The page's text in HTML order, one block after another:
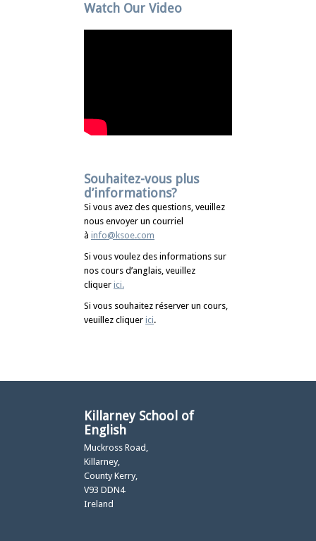
Watch Our Video
Souhaitez-vous plus
d’informations?
Si vous avez des questions, veuillez
nous envoyer un courriel
à info@ksoe.com
Si vous voulez des informations sur
nos cours d’anglais, veuillez
cliquer ici.
Si vous souhaitez réserver un cours,
veuillez cliquer ici.
Killarney School of
English
Muckross Road,
Killarney,
County Kerry,
V93 DDN4
Ireland